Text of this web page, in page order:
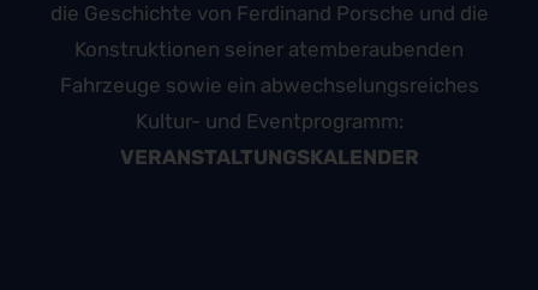
die Geschichte von Ferdinand Porsche und die
Konstruktionen seiner atemberaubenden
Fahrzeuge sowie ein abwechselungsreiches
Kultur- und Eventprogramm:
VERANSTALTUNGSKALENDER